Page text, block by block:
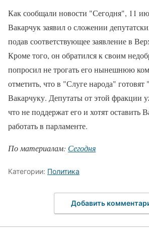
Как сообщали новости "Сегодня", 11
Вакарчук заявил о сложении
подав соответствующее заявление в
Кроме того, он обратился к своим
попросил не трогать его нынешнюю
отметить, что в "Слуге народа"
Вакарчуку. Депутаты от этой фракции
что не поддержат его и хотят оставить
работать в парламенте.
По материалам: Сегодня
Категории: Политика
Добавить